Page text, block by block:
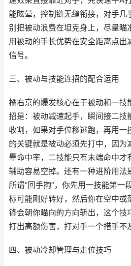
能眩晕，控制链无缝衔接，对手几
别把被动浪费在坦克身上，尽量瞄
用被动的手长优势在安全距离点出
信号。
三、被动与技能连招的配合运用
橘右京的爆发核心在于被动和一技
招是：被动减速起手，瞬间接二技
收割，如果对手位移逃跑，再用一
的关键就是被动必须先打中，因为
晕命中率，二技能只有末端命中才
辅助容易空掉。还有一种进阶用法
所谓“回手掏”，你先用一技能第一
标可能刚好转好，然后你在空中或
锋会朝你瞄向的方向斩出，这个技
打出高额伤害，打对手一个措手不
四、被动冷却管理与走位技巧